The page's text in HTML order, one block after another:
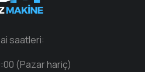
saatleri:
(Pazar hariç)